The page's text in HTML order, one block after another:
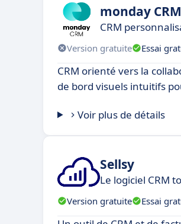
monday CRM
CRM
Version gratuite Essai
CRM orienté vers la
de bord visuels intuitifs
Voir plus de détails
Sellsy
Le logiciel CRM
Version gratuite Essai